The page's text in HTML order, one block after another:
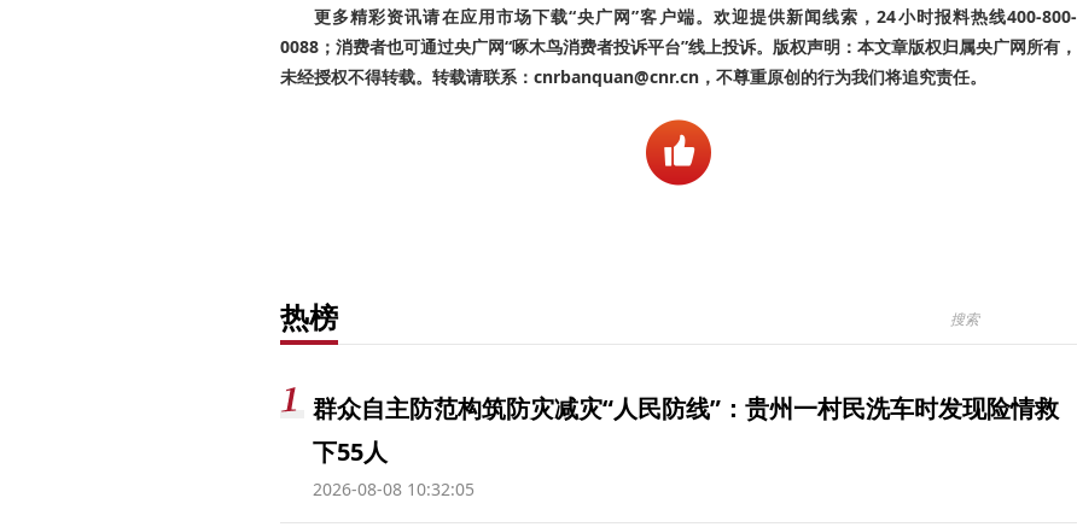
更多精彩资讯请在应用市场下载“央广网”客户端。欢迎提供新闻线索，24小时报料热线400-800-
0088；消费者也可通过央广网“啄木鸟消费者投诉平台”线上投诉。版权声明：本文章版权归属央广网所有，
未经授权不得转载。转载请联系：cnrbanquan@cnr.cn，不尊重原创的行为我们将追究责任。
热榜
群众自主防范构筑防灾减灾“人民防线”：贵州一村民洗车时发现险情救
下55人
2026-08-08 10:32:05